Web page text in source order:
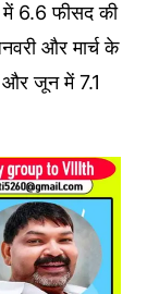
में 6.6 फीसद की
और मार्च के
और जून में 7.1